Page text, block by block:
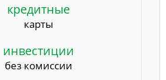
кредитные
карты
инвестиции
без комиссии